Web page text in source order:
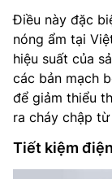
Điều này đặc
nóng ẩm tại
hiệu suất của
các bản mạch
để giảm thiểu
ra cháy chập
Tiết kiệm